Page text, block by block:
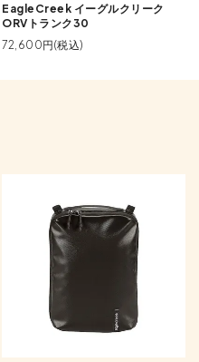
EagleCreek イーグルクリーク
ORVトランク30
72,600円(税込)